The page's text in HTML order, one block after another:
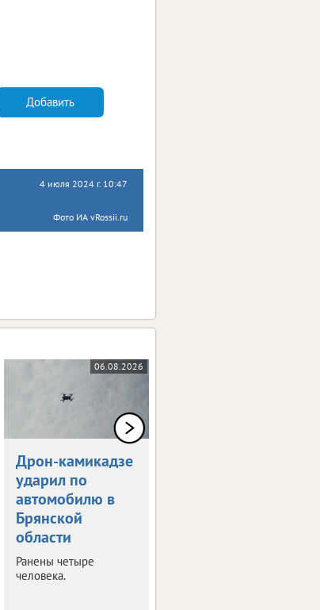
Добавить
4 июля 2024 г. 10:47
Фото ИА vRossii.ru
06.08.2026
Дрон-камикадзе
ударил по
автомобилю в
Брянской
области
Ранены четыре
человека.